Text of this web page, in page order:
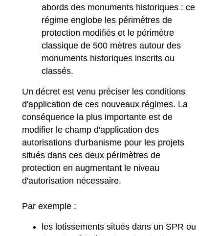
abords des monuments historiques : ce
régime englobe les périmètres de
protection modifiés et le périmètre
classique de 500 mètres autour des
monuments historiques inscrits ou
classés.
Un décret est venu préciser les conditions
d'application de ces nouveaux régimes. La
conséquence la plus importante est de
modifier le champ d'application des
autorisations d'urbanisme pour les projets
situés dans ces deux périmètres de
protection en augmentant le niveau
d'autorisation nécessaire.
Par exemple :
les lotissements situés dans un SPR ou